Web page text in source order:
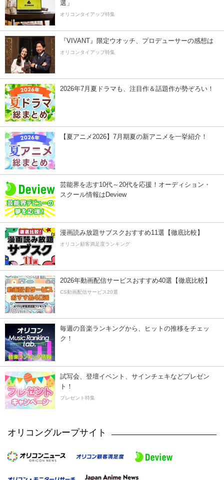
選」
オリコンタイアップ特集
『VIVANT』限定ウオッチ、プロデューサーの感想は
オリコンタイアップ特集
2026年7月夏ドラマも、注目作＆話題作が勢ぞろい！
【夏アニメ2026】7月期夏の新アニメを一挙紹介！
芸能界を志す10代～20代を応援！オーディション・
スクール情報はDeview
漫画読み放題サブスクおすすめ11選【徹底比較】
オリコン顧客満足度ランキング
2026年動画配信サービスおすすめ40選【徹底比較】
CS動画配信サービス20選
毎週の音楽ランキングから、ヒットの推移をチェッ
ク！
試写会、登壇イベント、サインチェキなどプレゼン
ト！
プレゼント特集
オリコングループサイト